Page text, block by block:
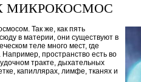
МИКРОКОСМОС
Так же, как пять
в материи, они существуют в
теле много мест, где
пространство есть во
тракте, дыхательных
капиллярах, лимфе, тканях и